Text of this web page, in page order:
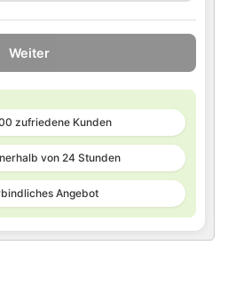
Weiter
zufriedene Kunden
von 24 Stunden
Angebot